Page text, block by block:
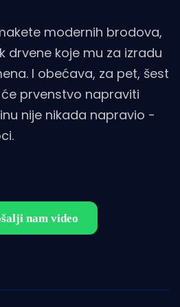
modernih brodova,
drvene koje mu za izradu
I obećava, za pet, šest
prvenstvo napraviti
nije nikada napravio -